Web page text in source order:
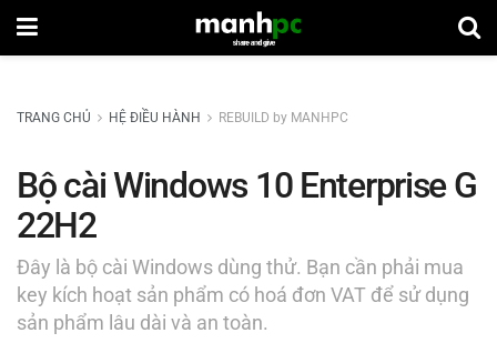
TRANG CHỦ HỆ ĐIỀU HÀNH REBUILD by MANHPC
Bộ cài Windows 10 Enterprise G
22H2
Đây là bộ cài Windows dùng thử. Bạn cần phải mua
key kích hoạt sản phẩm có hoá đơn VAT để sử dụng
sản phẩm lâu dài và an toàn.